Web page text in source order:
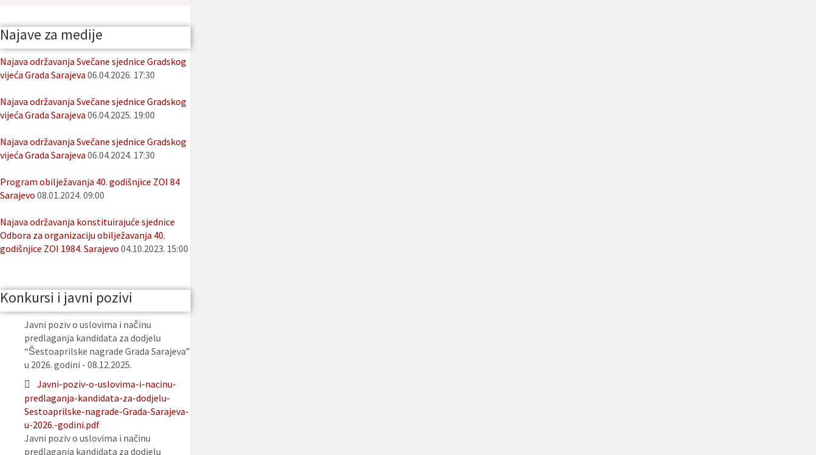
Najave za medije
Najava održavanja Svečane sjednice Gradskog
vijeća Grada Sarajeva 06.04.2026. 17:30
Najava održavanja Svečane sjednice Gradskog
vijeća Grada Sarajeva 06.04.2025. 19:00
Najava održavanja Svečane sjednice Gradskog
vijeća Grada Sarajeva 06.04.2024. 17:30
Program obilježavanja 40. godišnjice ZOI 84
Sarajevo 08.01.2024. 09:00
Najava održavanja konstituirajuće sjednice
Odbora za organizaciju obilježavanja 40.
godišnjice ZOI 1984. Sarajevo 04.10.2023. 15:00
Konkursi i javni pozivi
Javni poziv o uslovima i načinu
predlaganja kandidata za dodjelu
“Šestoaprilske nagrade Grada Sarajeva”
u 2026. godini - 08.12.2025.
Javni-poziv-o-uslovima-i-nacinu-
predlaganja-kandidata-za-dodjelu-
Sestoaprilske-nagrade-Grada-Sarajeva-
u-2026.-godini.pdf
Javni poziv o uslovima i načinu
predlaganja kandidata za dodjelu